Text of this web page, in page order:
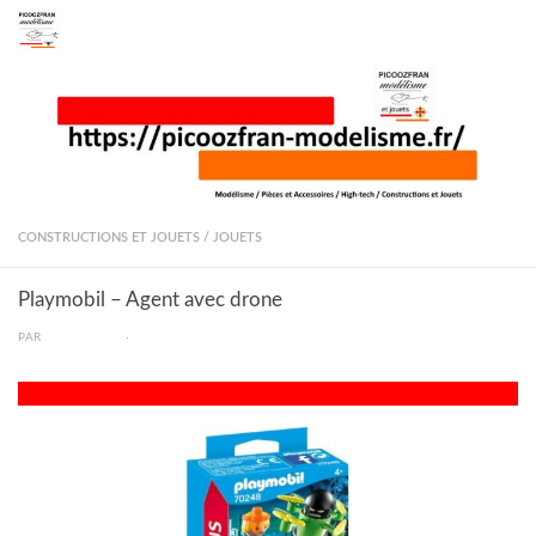
Skip to content
CONSTRUCTIONS ET JOUETS / JOUETS
Playmobil – Agent avec drone
PAR ·